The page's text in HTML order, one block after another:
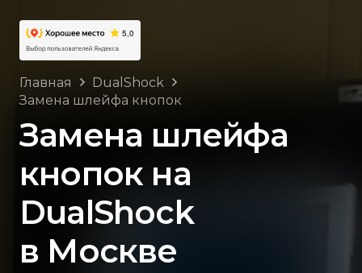
Главная
DualShock
Замена шлейфа кнопок
Замена шлейфа
кнопок на
DualShock
в Москве